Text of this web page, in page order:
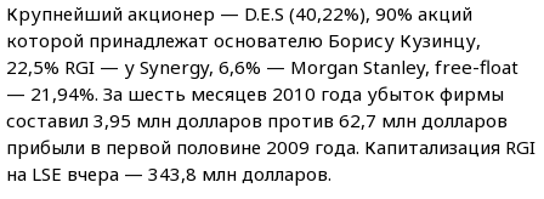
Крупнейший акционер — D.E.S (40,22%), 90% акций
которой принадлежат основателю Борису Кузинцу,
22,5% RGI — у Synergy, 6,6% — Morgan Stanley, free-float
— 21,94%. За шесть месяцев 2010 года убыток фирмы
составил 3,95 млн долларов против 62,7 млн долларов
прибыли в первой половине 2009 года. Капитализация RGI
на LSE вчера — 343,8 млн долларов.